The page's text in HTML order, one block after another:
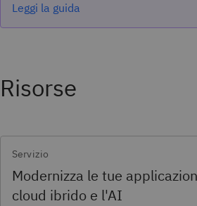
Leggi la guida
Risorse
Servizio
Modernizza le tue
cloud ibrido e l'AI